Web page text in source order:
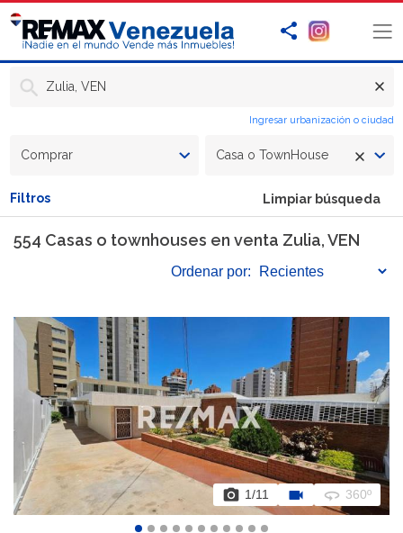
Zulia, VEN
Ingresar urbanización o ciudad
Comprar Casa o TownHouse
Filtros Limpiar búsqueda
554 Casas o townhouses en venta Zulia, VEN
Ordenar por:
photo_camera 1/11 videocam 360 360º